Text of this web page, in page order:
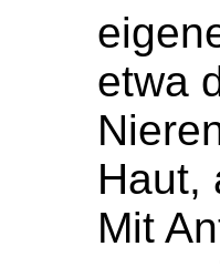
etwa
Haut,
Mit